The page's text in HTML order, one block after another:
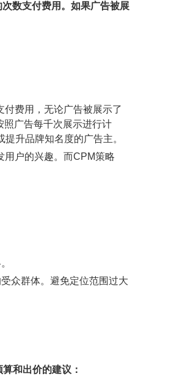
数支付费用。如果广告被展
付费用，无论广告被展示了
照广告每千次展示进行计
升品牌知名度的广告主。
用户的兴趣。而CPM策略
众群体。避免定位范围过大
和出价的建议：